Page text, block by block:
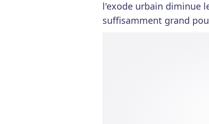
l'exode urbain diminue
suffisamment grand